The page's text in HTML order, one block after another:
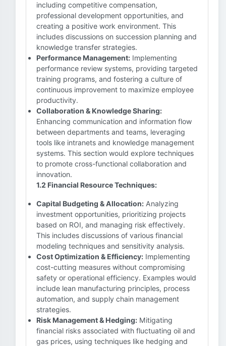
including competitive compensation,
professional development opportunities, and
creating a positive work environment. This
includes discussions on succession planning and
knowledge transfer strategies.
Performance Management: Implementing
performance review systems, providing targeted
training programs, and fostering a culture of
continuous improvement to maximize employee
productivity.
Collaboration & Knowledge Sharing:
Enhancing communication and information flow
between departments and teams, leveraging
tools like intranets and knowledge management
systems. This section would explore techniques
to promote cross-functional collaboration and
innovation.
1.2 Financial Resource Techniques:
Capital Budgeting & Allocation: Analyzing
investment opportunities, prioritizing projects
based on ROI, and managing risk effectively.
This includes discussions of various financial
modeling techniques and sensitivity analysis.
Cost Optimization & Efficiency: Implementing
cost-cutting measures without compromising
safety or operational efficiency. Examples would
include lean manufacturing principles, process
automation, and supply chain management
strategies.
Risk Management & Hedging: Mitigating
financial risks associated with fluctuating oil and
gas prices, using techniques like hedging and